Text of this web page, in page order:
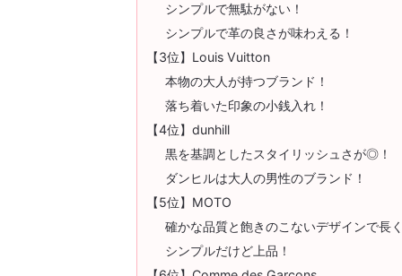
シンプルで無駄がない！
シンプルで革の良さが味わえる！
【3位】Louis Vuitton
本物の大人が持つブランド！
落ち着いた印象の小銭入れ！
【4位】dunhill
黒を基調としたスタイリッシュさが◎！
ダンヒルは大人の男性のブランド！
【5位】MOTO
確かな品質と飽きのこないデザインで長
シンプルだけど上品！